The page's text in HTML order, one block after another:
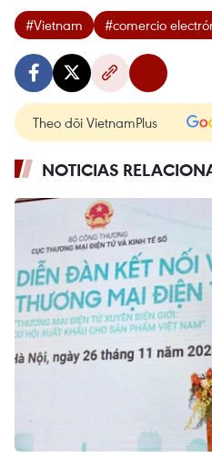
#Vietnam #comercio
Theo dõi VietnamPlus
NOTICIAS